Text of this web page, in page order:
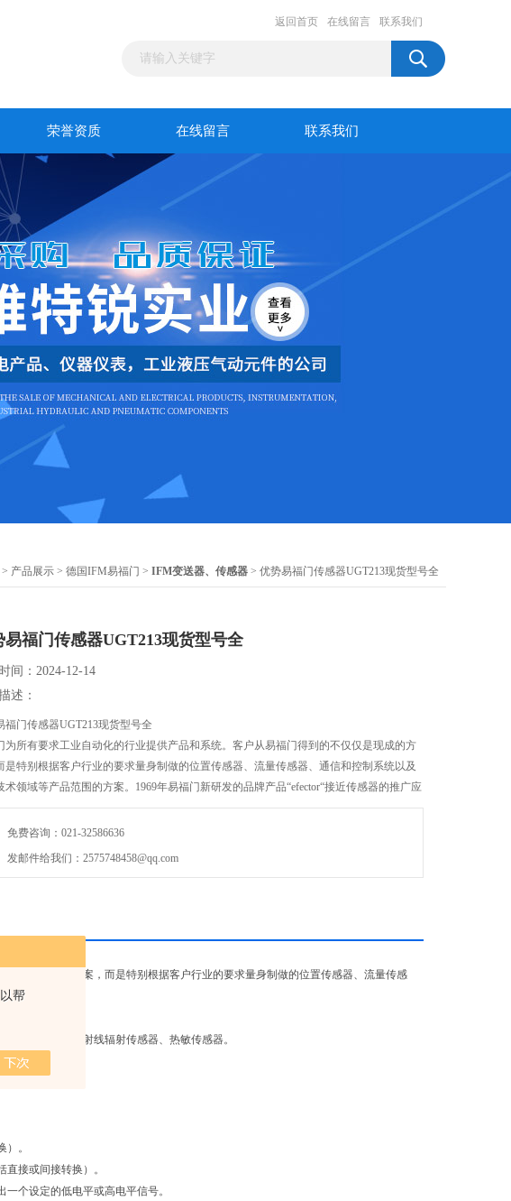
帮
返回首页 在线留言 联系我们
荣誉资质 在线留言 联系我们
> 产品展示 > 德国IFM易福门 > IFM变送器、传感器 > 优势易福门传感器UGT213现货型号全
易福门传感器UGT213现货型号全
间：2024-12-14
述：
福门传感器UGT213现货型号全
为所有要求工业自动化的行业提供产品和系统。客户从易福门得到的不仅仅是现成的方
是特别根据客户行业的要求量身制做的位置传感器、流量传感器、通信和控制系统以及
术领域等产品范围的方案。1969年易福门新研发的品牌产品“efector“接近传感器的推广应
了易福门成功故事的基础。
免费咨询：021-32586636
发邮件给我们：2575748458@qq.com
仅是现成的方案，而是特别根据客户行业的要求量身制做的位置传感器、流量传感
速度传感器、射线辐射传感器、热敏传感器。
器等。
。
接或间接转换）。
个设定的低电平或高电平信号。